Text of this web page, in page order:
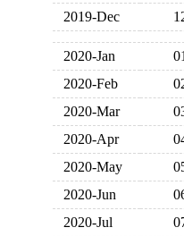
2019-Dec
2020-Jan
2020-Feb
2020-Mar
2020-Apr
2020-May
2020-Jun
2020-Jul